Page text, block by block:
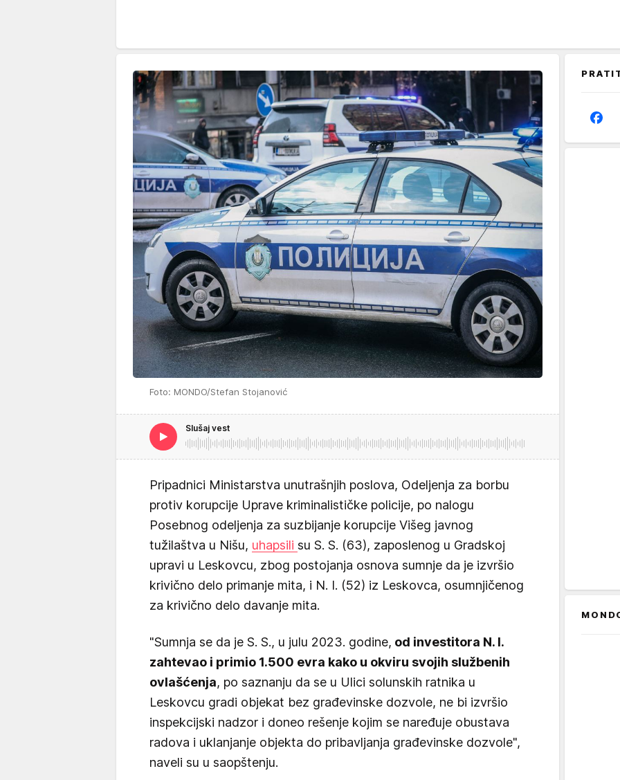
Foto: MONDO/Stefan Stojanović
Slušaj vest
Pripadnici Ministarstva unutrašnjih poslova, Odeljenja za borbu
protiv korupcije Uprave kriminalističke policije, po nalogu
Posebnog odeljenja za suzbijanje korupcije Višeg javnog
tužilaštva u Nišu, uhapsili su S. S. (63), zaposlenog u Gradskoj
upravi u Leskovcu, zbog postojanja osnova sumnje da je izvršio
krivično delo primanje mita, i N. I. (52) iz Leskovca, osumnjičenog
za krivično delo davanje mita.
"Sumnja se da je S. S., u julu 2023. godine, od investitora N. I.
zahtevao i primio 1.500 evra kako u okviru svojih službenih
ovlašćenja, po saznanju da se u Ulici solunskih ratnika u
Leskovcu gradi objekat bez građevinske dozvole, ne bi izvršio
inspekcijski nadzor i doneo rešenje kojim se naređuje obustava
radova i uklanjanje objekta do pribavljanja građevinske dozvole",
naveli su u saopštenju.